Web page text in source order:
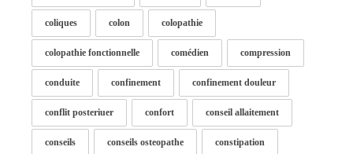
coliques colon colopathie
colopathie fonctionnelle comédien compression
conduite confinement confinement douleur
conflit posteriuer confort conseil allaitement
conseils conseils osteopathe constipation